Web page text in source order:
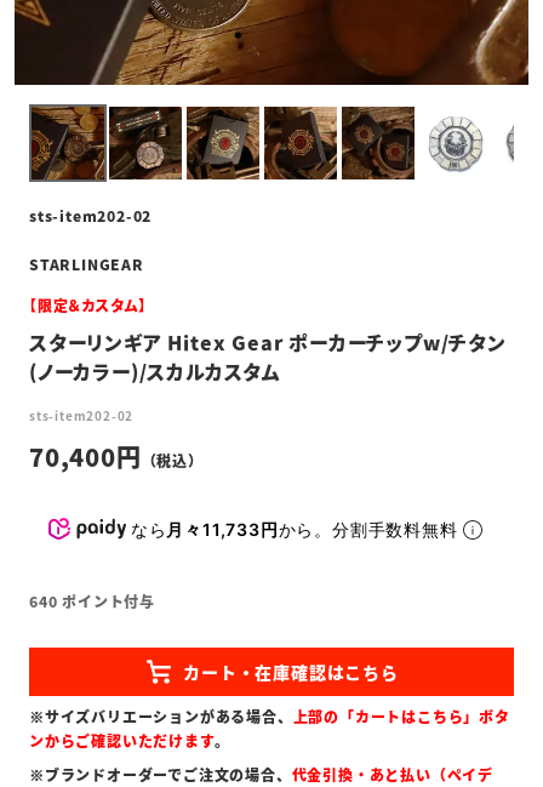
sts-item202-02
STARLINGEAR
【限定＆カスタム】
スターリンギア Hitex Gear ポーカーチップw/チタン
(ノーカラー)/スカルカスタム
sts-item202-02
70,400
なら 月々11,733円から。分割手数料無料
640 ポイント付与
※サイズバリエーションがある場合、 上部の「カートはこちら」ボタ
ンからご確認いただけます。
※ブランドオーダーでご注文の場合、 代金引換・あと払い（ペイデ